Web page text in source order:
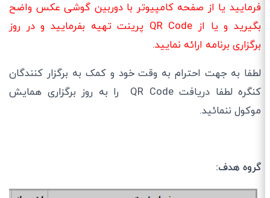
فرمایید یا از صفحه کامپیوتر با دوربین گوشی عکس واضح
بگیرید و یا از QR Code پرینت تهیه بفرمایید و در روز
برگزاری برنامه ارائه نمایید.
لطفا به جهت احترام به وقت خود و کمک به برگزار کنندگان
کنگره لطفا دریافت QR Code را به روز برگزاری همایش
موکول ننمائید.
گروه هدف: